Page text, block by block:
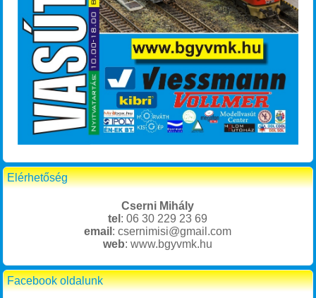
Elérhetőség
Cserni Mihály
tel : 06 30 229 23 69
email : csernimisi@gmail.com
web: www.bgyvmk.hu
Facebook oldalunk